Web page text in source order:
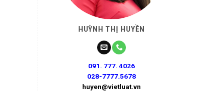
HUỲNH THỊ HUYỀN
091. 777. 4026
028-7777.5678
huyen@vietluat.vn